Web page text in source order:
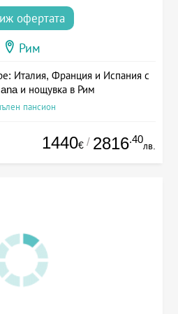
офертата
Рим
Италия, Франция и Испания с
и нощувка в Рим
пансион
1440€ / 2816.40
лв.